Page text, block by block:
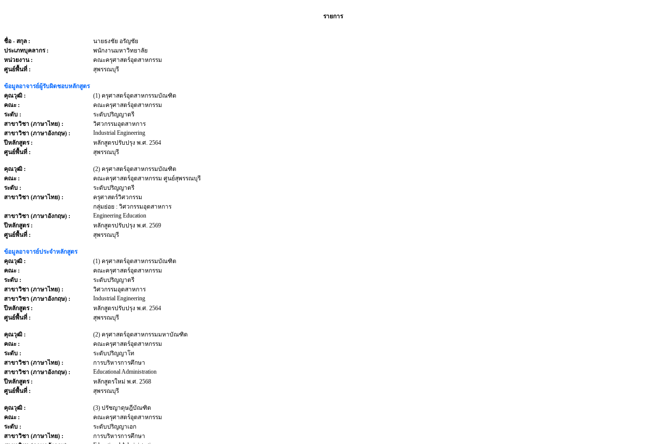
รายการ
ชื่อ - สกุล :
นายธงชัย อรัญชัย
ประเภทบุคลากร :
พนักงานมหาวิทยาลัย
หน่วยงาน :
คณะครุศาสตร์อุตสาหกรรม
ศูนย์พื้นที่ :
สุพรรณบุรี
ข้อมูลอาจารย์ผู้รับผิดชอบหลักสูตร
คุณวุฒิ :
(1) ครุศาสตร์อุตสาหกรรมบัณฑิต
คณะ :
คณะครุศาสตร์อุตสาหกรรม
ระดับ :
ระดับปริญญาตรี
สาขาวิชา (ภาษาไทย) :
วิศวกรรมอุตสาหการ
สาขาวิชา (ภาษาอังกฤษ) :
Industrial Engineering
ปีหลักสูตร :
หลักสูตรปรับปรุง พ.ศ. 2564
ศูนย์พื้นที่ :
สุพรรณบุรี
คุณวุฒิ :
(2) ครุศาสตร์อุตสาหกรรมบัณฑิต
คณะ :
คณะครุศาสตร์อุตสาหกรรม ศูนย์สุพรรณบุรี
ระดับ :
ระดับปริญญาตรี
สาขาวิชา (ภาษาไทย) :
ครุศาสตร์วิศวกรรม
กลุ่มย่อย : วิศวกรรมอุตสาหการ
สาขาวิชา (ภาษาอังกฤษ) :
Engineering Education
ปีหลักสูตร :
หลักสูตรปรับปรุง พ.ศ. 2569
ศูนย์พื้นที่ :
สุพรรณบุรี
ข้อมูลอาจารย์ประจำหลักสูตร
คุณวุฒิ :
(1) ครุศาสตร์อุตสาหกรรมบัณฑิต
คณะ :
คณะครุศาสตร์อุตสาหกรรม
ระดับ :
ระดับปริญญาตรี
สาขาวิชา (ภาษาไทย) :
วิศวกรรมอุตสาหการ
สาขาวิชา (ภาษาอังกฤษ) :
Industrial Engineering
ปีหลักสูตร :
หลักสูตรปรับปรุง พ.ศ. 2564
ศูนย์พื้นที่ :
สุพรรณบุรี
คุณวุฒิ :
(2) ครุศาสตร์อุตสาหกรรมมหาบัณฑิต
คณะ :
คณะครุศาสตร์อุตสาหกรรม
ระดับ :
ระดับปริญญาโท
สาขาวิชา (ภาษาไทย) :
การบริหารการศึกษา
สาขาวิชา (ภาษาอังกฤษ) :
Educational Administration
ปีหลักสูตร :
หลักสูตรใหม่ พ.ศ. 2568
ศูนย์พื้นที่ :
สุพรรณบุรี
คุณวุฒิ :
(3) ปรัชญาดุษฎีบัณฑิต
คณะ :
คณะครุศาสตร์อุตสาหกรรม
ระดับ :
ระดับปริญญาเอก
สาขาวิชา (ภาษาไทย) :
การบริหารการศึกษา